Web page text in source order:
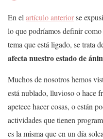
En el artículo anteriorse
lo que podríamos definir
tema que está ligado, se trata
afecta nuestro estado de
Muchos de nosotros hemos
está nublado, lluvioso o hace
apetece hacer cosas, o están
actividades que tienen
es la misma que en un día